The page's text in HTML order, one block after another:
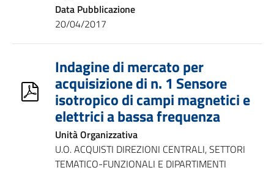
Data Pubblicazione
20/04/2017
Indagine di mercato per
acquisizione di n. 1 Sensore
isotropico di campi magnetici e
elettrici a bassa frequenza
Unità Organizzativa
U.O. ACQUISTI DIREZIONI CENTRALI, SETTORI
TEMATICO-FUNZIONALI E DIPARTIMENTI